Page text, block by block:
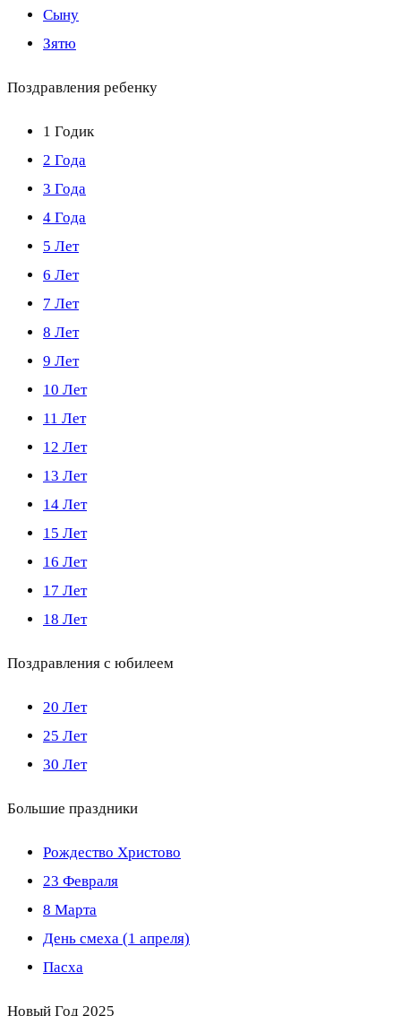
Сыну
Зятю
Поздравления ребенку
1 Годик
2 Года
3 Года
4 Года
5 Лет
6 Лет
7 Лет
8 Лет
9 Лет
10 Лет
11 Лет
12 Лет
13 Лет
14 Лет
15 Лет
16 Лет
17 Лет
18 Лет
Поздравления с юбилеем
20 Лет
25 Лет
30 Лет
Большие праздники
Рождество Христово
23 Февраля
8 Марта
День смеха (1 апреля)
Пасха
Новый Год 2025